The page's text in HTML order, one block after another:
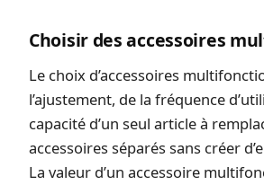
Choisir des accessoires
Le choix d’accessoires
l’ajustement, de la fréquence
capacité d’un seul article à
accessoires séparés sans créer
La valeur d’un accessoire